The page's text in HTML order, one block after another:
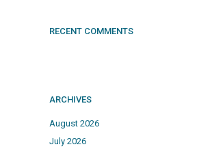
RECENT COMMENTS
ARCHIVES
August 2026
July 2026